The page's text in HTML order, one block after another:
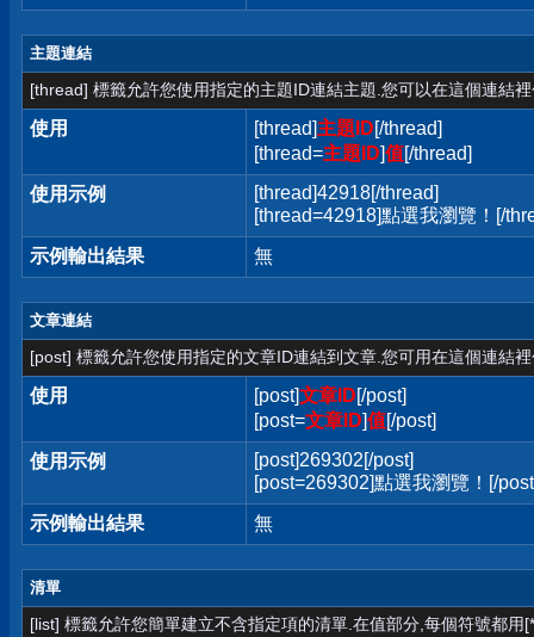
主題連結
[thread] 標籤允許您使用指定的主題ID連結主題.您可以在這個連結
使用 [thread]主題ID[/thread]
[thread=主題ID]值[/thread]
使用示例
[thread]42918[/thread]
[thread=42918]點選我瀏覽！[/
示例輸出結果
無
文章連結
[post] 標籤允許您使用指定的文章ID連結到文章.您可用在這個連結
使用 [post]文章ID[/post]
[post=文章ID]值[/post]
使用示例
[post]269302[/post]
[post=269302]點選我瀏覽！[/
示例輸出結果
無
清單
[list] 標籤允許您簡單建立不含指定項的清單.在值部分,每個符號都用